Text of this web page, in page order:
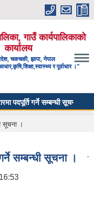
गाउँ कार्यपालिकाको
कार्यालय
चकचकी, झापा, नेपाल
र पूर्वाधार ।"
गर्ने सम्बन्धी सूचना ।
सूचना ।
सम्बन्धी सूचना ।